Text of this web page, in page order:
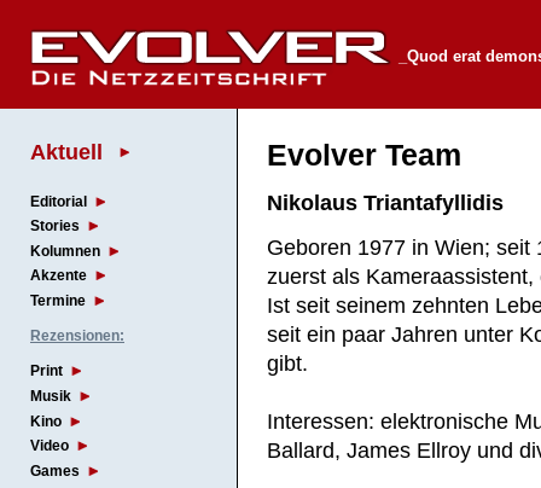
_Quod erat
Aktuell
Editorial
Stories
Kolumnen
Akzente
Termine
Rezensionen:
Print
Musik
Kino
Video
Games
Evolver Team
Nikolaus Triantafyllidis
Geboren 1977 in Wien;
zuerst als Kameraassistent,
Ist seit seinem zehnten
seit ein paar Jahren unter
gibt.
Interessen: elektronische
Ballard, James Ellroy und